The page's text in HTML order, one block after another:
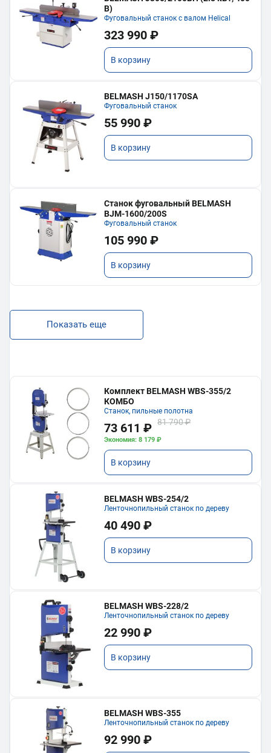
В)
Фуговальный станок с валом Helical
323 990 ₽
В корзину
BELMASH J150/1170SA
Фуговальный станок
55 990 ₽
В корзину
Станок фуговальный BELMASH
BJM-1600/200S
Фуговальный станок
105 990 ₽
В корзину
Показать еще
Комплект BELMASH WBS-355/2
КОМБО
Станок, пильные полотна
73 611 ₽ 81 790 ₽
Экономия: 8 179 ₽
В корзину
BELMASH WBS-254/2
Ленточнопильный станок по дереву
40 490 ₽
В корзину
BELMASH WBS-228/2
Ленточнопильный станок по дереву
22 990 ₽
В корзину
BELMASH WBS-355
Ленточнопильный станок по дереву
92 990 ₽